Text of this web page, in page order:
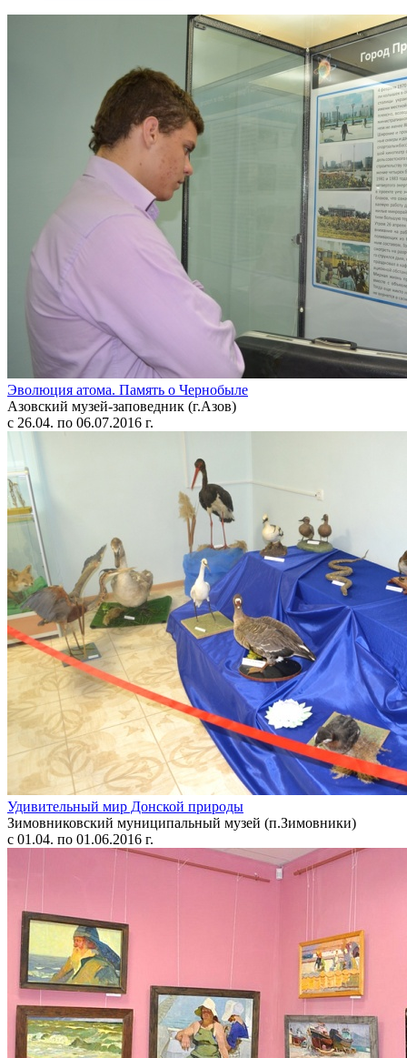
Эволюция атома. Память о Чернобыле
Азовский музей-заповедник (г.Азов)
с 26.04. по 06.07.2016 г.
Удивительный мир Донской природы
Зимовниковский муниципальный музей (п.Зимовники)
с 01.04. по 01.06.2016 г.